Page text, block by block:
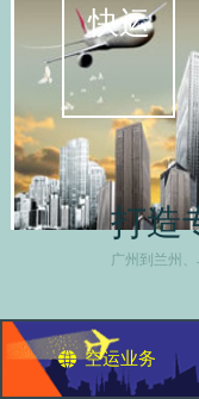
快运
打造
广州到兰州
ꂃ
뀁 空运业务